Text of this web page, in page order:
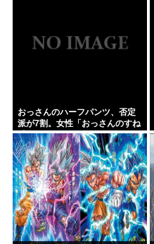
おっさんのハーフパンツ、否定
派が7割。女性「おっさんのすね
毛なんて見たくないじゃないで
すかw」